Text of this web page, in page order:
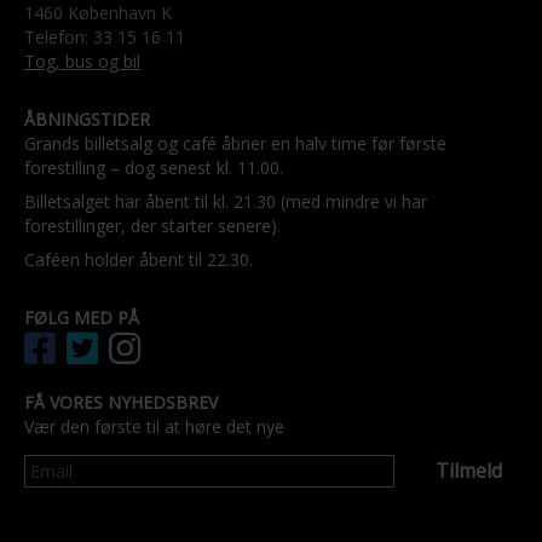
1460 København K
Telefon: 33 15 16 11
Tog, bus og bil
ÅBNINGSTIDER
Grands billetsalg og café åbner en halv time før første
forestilling – dog senest kl. 11.00.
Billetsalget har åbent til kl. 21.30 (med mindre vi har
forestillinger, der starter senere).
Caféen holder åbent til 22.30.
FØLG MED PÅ
FÅ VORES NYHEDSBREV
Vær den første til at høre det nye
Tilmeld